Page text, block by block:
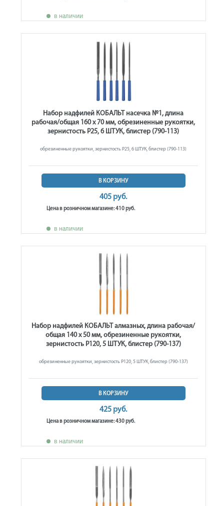
в наличии
Набор надфилей КОБАЛЬТ насечка №1, длина
рабочая/общая 160 х 70 мм, обрезиненные рукоятки,
зернистость Р25, 6 ШТУК, блистер (790-113)
обрезиненные рукоятки, зернистость Р25, 6 ШТУК, блистер (790-113)
В КОРЗИНУ
405 руб.
Цена в розничном магазине: 410 руб.
в наличии
Набор надфилей КОБАЛЬТ алмазных, длина рабочая/
общая 140 х 50 мм, обрезиненные рукоятки,
зернистость Р120, 5 ШТУК, блистер (790-137)
обрезиненные рукоятки, зернистость Р120, 5 ШТУК, блистер (790-137)
В КОРЗИНУ
425 руб.
Цена в розничном магазине: 430 руб.
в наличии